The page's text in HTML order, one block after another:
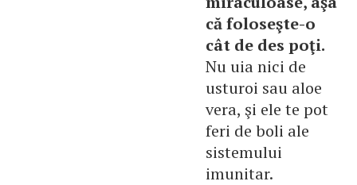
că foloseşte-o
cât de des poţi.
Nu uia nici de
usturoi sau aloe
vera, şi ele te pot
feri de boli ale
sistemului
imunitar.